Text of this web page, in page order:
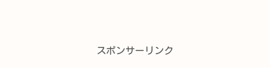
スポンサーリンク